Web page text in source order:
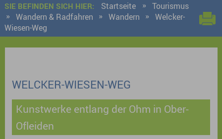
SIE BEFINDEN SICH HIER: Startseite
Tourismus
Wandern & Radfahren
Wandern
Welcker-
Wiesen-Weg
WELCKER-WIESEN-WEG
Kunstwerke entlang der Ohm in Ober-
Ofleiden